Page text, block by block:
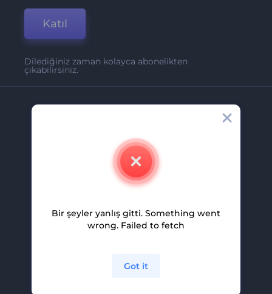
Katıl
Dilediğiniz zaman kolayca abonelikten
çıkabilirsiniz.
İletişim
Kariyer
Ortaklık Programı
Bir şeyler yanlış gitti. Something went
wrong. Failed to fetch
Got it